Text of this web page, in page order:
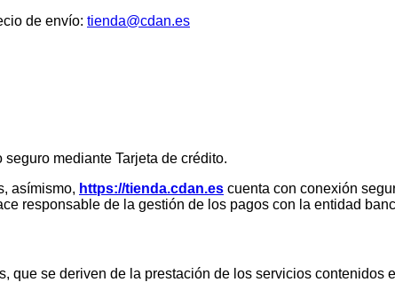
de envío: tienda@cdan.es
mediante Tarjeta de crédito.
asímismo, https://tienda.cdan.es cuenta con conexión
responsable de la gestión de los pagos con la entidad
que se deriven de la prestación de los servicios